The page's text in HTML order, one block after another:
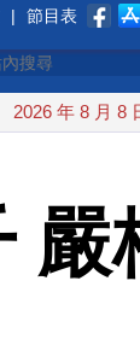
| 節目表
能登陸中國
2026 年 8 月 8
嚴